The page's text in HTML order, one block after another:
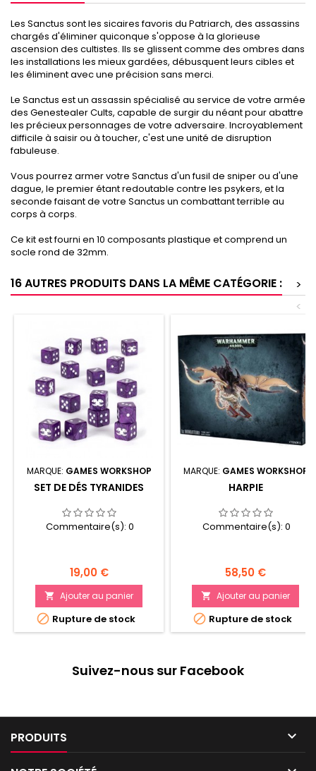
Les Sanctus sont les sicaires favoris du Patriarch, des assassins
chargés d'éliminer quiconque s'oppose à la glorieuse
ascension des cultistes. Ils se glissent comme des ombres dans
les installations les mieux gardées, débusquent leurs cibles et
les éliminent avec une précision sans merci.
Le Sanctus est un assassin spécialisé au service de votre armée
des Genestealer Cults, capable de surgir du néant pour abattre
les précieux personnages de votre adversaire. Incroyablement
difficile à saisir ou à toucher, c'est une unité de disruption
fabuleuse.
Vous pourrez armer votre Sanctus d'un fusil de sniper ou d'une
dague, le premier étant redoutable contre les psykers, et la
seconde faisant de votre Sanctus un combattant terrible au
corps à corps.
Ce kit est fourni en 10 composants plastique et comprend un
socle rond de 32mm.
16 AUTRES PRODUITS DANS LA MÊME CATÉGORIE :
>
<
MARQUE: GAMES WORKSHOP
SET DE DÉS TYRANIDES
Commentaire(s): 0
Prix
19,00 €
 Ajouter au panier
 Rupture de stock
MARQUE: GAMES WORKSHOP
HARPIE
Commentaire(s): 0
Prix
58,50 €
 Ajouter au panier
 Rupture de stock
Suivez-nous sur Facebook
PRODUITS 